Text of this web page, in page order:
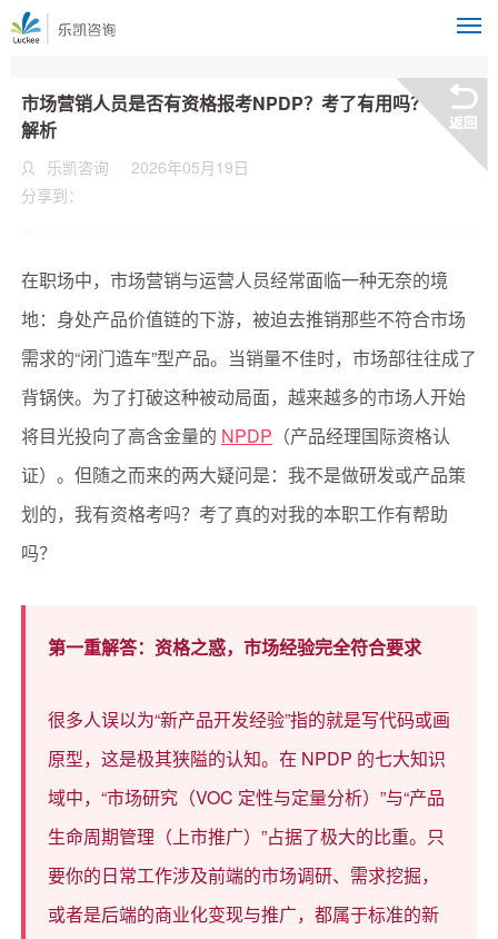
市场营销人员是否有资格报考NPDP？考了有用吗？深度
解析
乐凯咨询
2026年05月19日
分享到：
在职场中，市场营销与运营人员经常面临一种无奈的境
地：身处产品价值链的下游，被迫去推销那些不符合市场
需求的“闭门造车”型产品。当销量不佳时，市场部往往成了
背锅侠。为了打破这种被动局面，越来越多的市场人开始
将目光投向了高含金量的 NPDP （产品经理国际资格认
证）。但随之而来的两大疑问是：我不是做研发或产品策
划的，我有资格考吗？考了真的对我的本职工作有帮助
吗？
第一重解答：资格之惑，市场经验完全符合要求
很多人误以为“新产品开发经验”指的就是写代码或画
原型，这是极其狭隘的认知。在 NPDP 的七大知识
域中，“市场研究（VOC 定性与定量分析）”与“产品
生命周期管理（上市推广）”占据了极大的比重。只
要你的日常工作涉及前端的市场调研、需求挖掘，
或者是后端的商业化变现与推广，都属于标准的新